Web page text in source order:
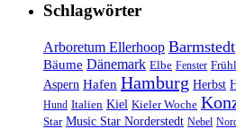
Schlagwörter
Arboretum Ellerhoop Barmstedt
Bäume Dänemark Elbe Fenster
Aspern Hafen Hamburg Herbst
Hund Italien Kiel Kieler Woche
Star Music Star Norderstedt Nebel